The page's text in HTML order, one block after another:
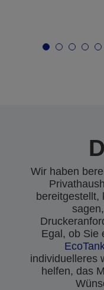
Wir haben
bereitgestellt,
Egal, ob Sie
individuelleres
helfen, das